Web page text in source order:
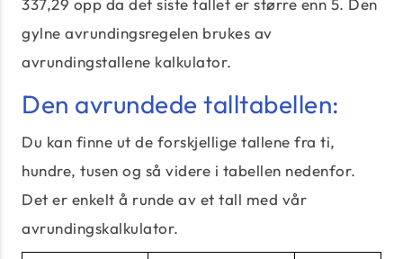
337,29 opp da det siste tallet er større enn 5. Den
gylne avrundingsregelen brukes av
avrundingstallene kalkulator.
Den avrundede talltabellen:
Du kan finne ut de forskjellige tallene fra ti,
hundre, tusen og så videre i tabellen nedenfor.
Det er enkelt å runde av et tall med vår
avrundingskalkulator.